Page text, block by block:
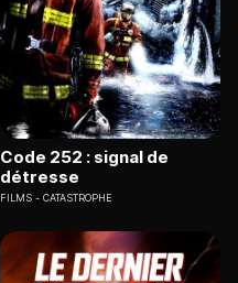
Code 252 : signal de
détresse
FILMS CATASTROPHE